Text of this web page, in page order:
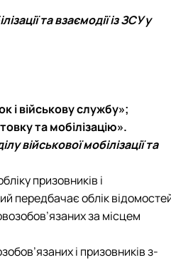
та взаємодії із ЗСУ у
і військову службу»;
та мобілізацію».
військової мобілізації та
призовників і
передбачає облік
за місцем
і призовників з-